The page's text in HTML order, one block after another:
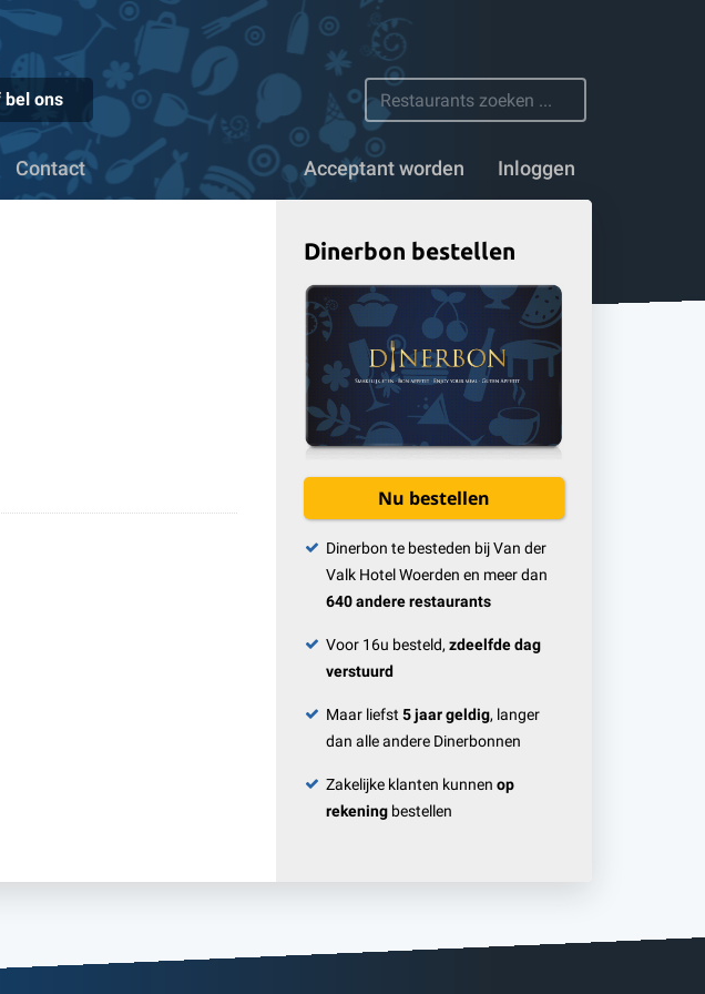
bel ons
Contact Acceptant worden Inloggen
✔ Meer dan 1100 restaurants
Dinerbon bestellen
Nu bestellen
Dinerbon te besteden bij Van der
Valk Hotel Woerden en meer dan
640 andere restaurants
Voor 16u besteld, zdeelfde dag
verstuurd
Maar liefst 5 jaar geldig, langer
dan alle andere Dinerbonnen
Zakelijke klanten kunnen op
rekening bestellen